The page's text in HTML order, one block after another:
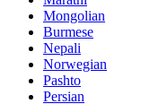
Mongolian
Burmese
Nepali
Norwegian
Pashto
Persian